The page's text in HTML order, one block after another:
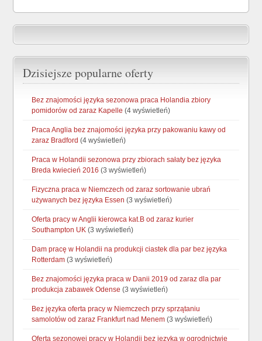
Dzisiejsze popularne oferty
Bez znajomości języka sezonowa praca Holandia zbiory
pomidorów od zaraz Kapelle (4 wyświetleń)
Praca Anglia bez znajomości języka przy pakowaniu kawy od
zaraz Bradford (4 wyświetleń)
Praca w Holandii sezonowa przy zbiorach sałaty bez języka
Breda kwiecień 2016 (3 wyświetleń)
Fizyczna praca w Niemczech od zaraz sortowanie ubrań
używanych bez języka Essen (3 wyświetleń)
Oferta pracy w Anglii kierowca kat.B od zaraz kurier
Southampton UK (3 wyświetleń)
Dam pracę w Holandii na produkcji ciastek dla par bez języka
Rotterdam (3 wyświetleń)
Bez znajomości języka praca w Danii 2019 od zaraz dla par
produkcja zabawek Odense (3 wyświetleń)
Bez języka oferta pracy w Niemczech przy sprzątaniu
samolotów od zaraz Frankfurt nad Menem (3 wyświetleń)
Oferta sezonowej pracy w Holandii bez języka w ogrodnictwie